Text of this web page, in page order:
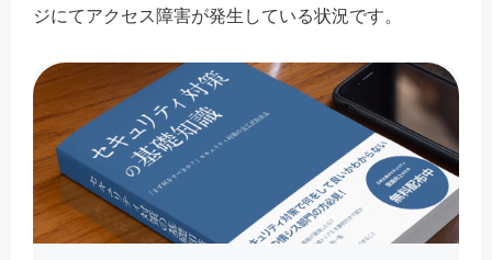
ジにてアクセス障害が発生している状況です。